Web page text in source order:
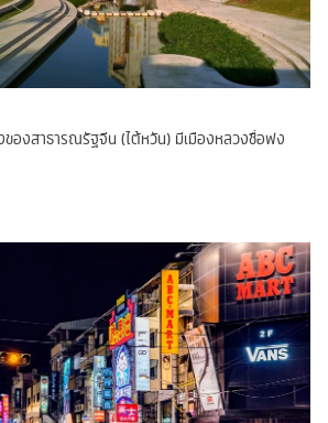
ของสาธารณรัฐจีน (ไต้หวัน) มีเมืองหลวงชื่อฟง